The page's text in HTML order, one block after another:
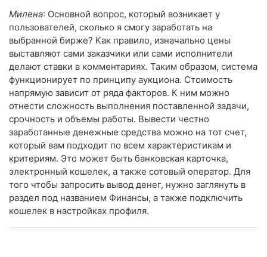
Милена: Основной вопрос, который возникает у
пользователей, сколько я смогу заработать на
выбранной бирже? Как правило, изначально цены
выставляют сами заказчики или сами исполнители
делают ставки в комментариях. Таким образом, система
функционирует по принципу аукциона. Стоимость
напрямую зависит от ряда факторов. К ним можно
отнести сложность выполнения поставленной задачи,
срочность и объемы работы. Вывести честно
заработанные денежные средства можно на тот счет,
который вам подходит по всем характеристикам и
критериям. Это может быть банковская карточка,
электронный кошелек, а также сотовый оператор. Для
того чтобы запросить вывод денег, нужно заглянуть в
раздел под названием Финансы, а также подключить
кошелек в настройках профиля.